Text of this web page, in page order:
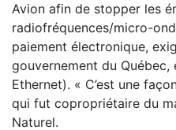
Avion afin de stopper les
radiofréquences/micro-
paiement électronique,
gouvernement du
Ethernet). « C’est une
qui fut copropriétaire du
Naturel.